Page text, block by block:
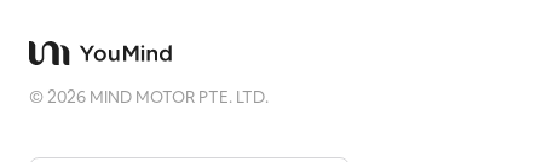
©2026 MIND MOTOR PTE. LTD.